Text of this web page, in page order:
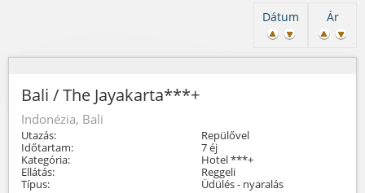
Ár
Dátum
Bali / The Jayakarta***+
Indonézia, Bali
Utazás:
Repülővel
Időtartam:
7 éj
Kategória:
Hotel ***+
Ellátás:
Reggeli
Típus:
Üdülés - nyaralás